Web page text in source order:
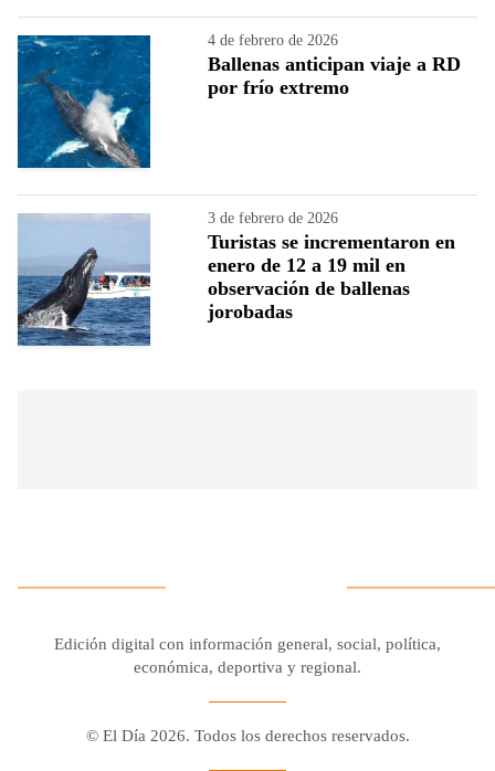
4 de febrero de 2026
Ballenas anticipan viaje a RD
por frío extremo
3 de febrero de 2026
Turistas se incrementaron en
enero de 12 a 19 mil en
observación de ballenas
jorobadas
Edición digital con información general, social, política,
económica, deportiva y regional.
© El Día 2026. Todos los derechos reservados.